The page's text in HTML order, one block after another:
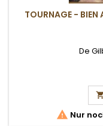
TOURNAGE - BIEN
De

 Nur